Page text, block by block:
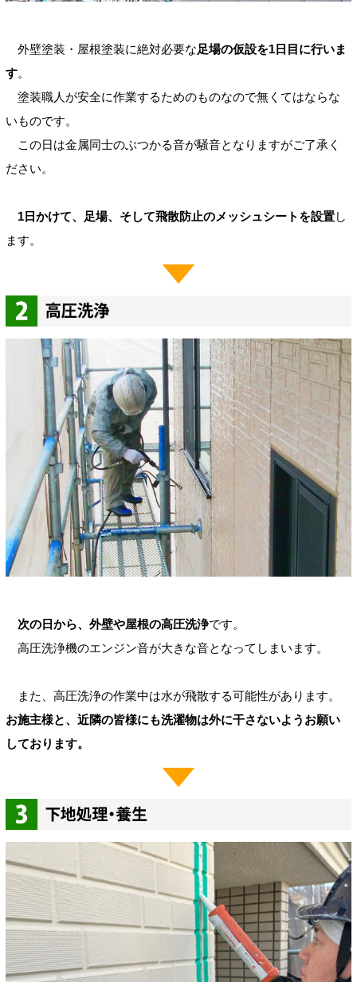
外壁塗装・屋根塗装に絶対必要な足場の仮設を1日目に行いま
す。
塗装職人が安全に作業するためのものなので無くてはならな
いものです。
この日は金属同士のぶつかる音が騒音となりますがご了承く
ださい。
1日かけて、足場、そして飛散防止のメッシュシートを設置し
ます。
次の日から、外壁や屋根の高圧洗浄です。
高圧洗浄機のエンジン音が大きな音となってしまいます。
また、高圧洗浄の作業中は水が飛散する可能性があります。
お施主様と、近隣の皆様にも洗濯物は外に干さないようお願い
しております。